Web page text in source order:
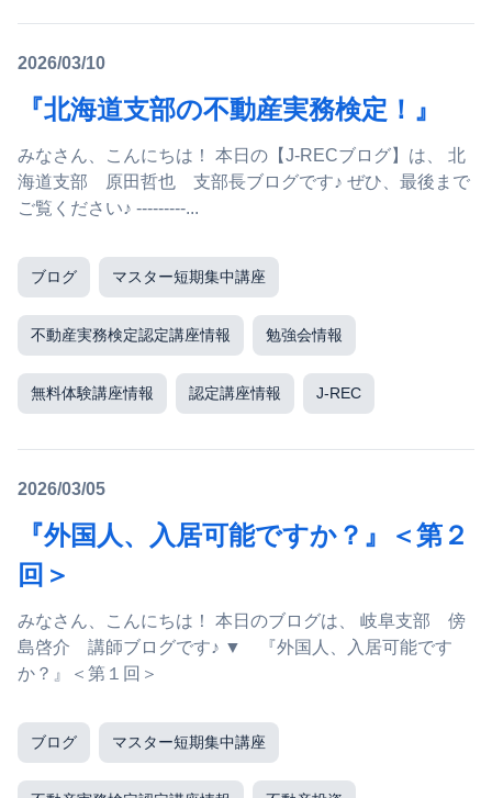
2026/03/10
『北海道支部の不動産実務検定！』
みなさん、こんにちは！ 本日の【J-RECブログ】は、 北
海道支部 原田哲也 支部長ブログです♪ ぜひ、最後まで
ご覧ください♪ ---------...
ブログ マスター短期集中講座
不動産実務検定認定講座情報 勉強会情報
無料体験講座情報 認定講座情報 J-REC
2026/03/05
『外国人、入居可能ですか？』＜第２
回＞
みなさん、こんにちは！ 本日のブログは、 岐阜支部 傍
島啓介 講師ブログです♪ ▼ 『外国人、入居可能です
か？』＜第１回＞
ブログ マスター短期集中講座